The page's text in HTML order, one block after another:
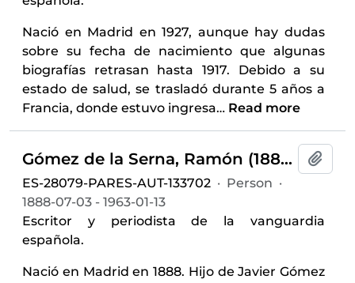
Nació en Madrid en 1927, aunque hay dudas
sobre su fecha de nacimiento que algunas
biografías retrasan hasta 1917. Debido a su
estado de salud, se trasladó durante 5 años a
Francia, donde estuvo ingresa… Read more
Gómez de la Serna, Ramón (1888-1963)
ES-28079-PARES-AUT-133702 · Person ·
1888-07-03 - 1963-01-13
Escritor y periodista de la vanguardia
española.
Nació en Madrid en 1888. Hijo de Javier Gómez